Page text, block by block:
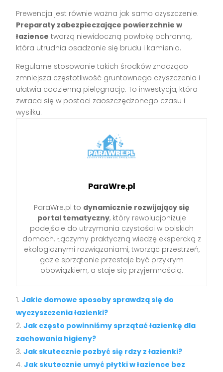
Prewencja jest równie ważna jak samo czyszczenie.
Preparaty zabezpieczające powierzchnie w
łazience tworzą niewidoczną powłokę ochronną,
która utrudnia osadzanie się brudu i kamienia.
Regularne stosowanie takich środków znacząco
zmniejsza częstotliwość gruntownego czyszczenia i
ułatwia codzienną pielęgnację. To inwestycja, która
zwraca się w postaci zaoszczędzonego czasu i
wysiłku.
ParaWre.pl
ParaWre.pl to dynamicznie rozwijający się
portal tematyczny, który rewolucjonizuje
podejście do utrzymania czystości w polskich
domach. Łączymy praktyczną wiedzę ekspercką z
ekologicznymi rozwiązaniami, tworząc przestrzeń,
gdzie sprzątanie przestaje być przykrym
obowiązkiem, a staje się przyjemnością.
Jakie domowe sposoby sprawdzą się do
wyczyszczenia łazienki?
Jak często powinniśmy sprzątać łazienkę dla
zachowania higieny?
Jak skutecznie pozbyć się rdzy z łazienki?
Jak skutecznie umyć płytki w łazience bez